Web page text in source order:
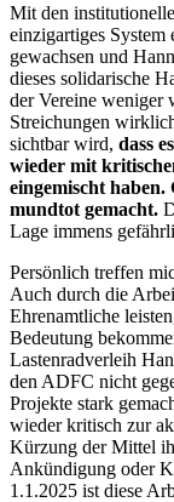
Mit den
einzigartiges System
gewachsen und
dieses solidarische
der Vereine weniger
Streichungen
sichtbar wird, dass
wieder mit
eingemischt haben.
mundtot gemacht.
Lage immens
Persönlich treffen
Auch durch die
Ehrenamtliche
Bedeutung
Lastenradverleih
den ADFC nicht
Projekte stark
wieder kritisch zur
Kürzung der Mittel
Ankündigung oder
1.1.2025 ist diese